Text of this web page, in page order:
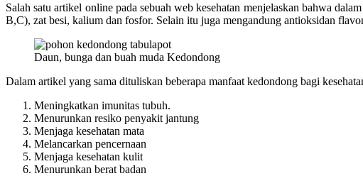
Salah satu artikel online pada sebuah web kesehatan menjelaskan bahwa
B,C), zat besi, kalium dan fosfor. Selain itu juga mengandung antioksidan
Daun, bunga dan buah muda Kedondong
Dalam artikel yang sama dituliskan beberapa manfaat kedondong bagi
Meningkatkan imunitas tubuh.
Menurunkan resiko penyakit jantung
Menjaga kesehatan mata
Melancarkan pencernaan
Menjaga kesehatan kulit
Menurunkan berat badan